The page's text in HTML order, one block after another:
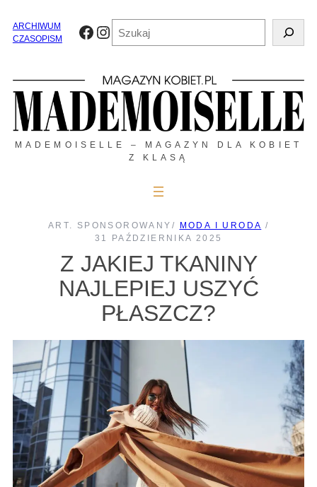
treściARCHIWUM
CZASOPISM
Facebook
Instagram
MADEMOISELLE – MAGAZYN DLA KOBIET
Z KLASĄ
ART. SPONSOROWANY / MODA I URODA /
31 PAŹDZIERNIKA 2025
Z JAKIEJ TKANINY
NAJLEPIEJ USZYĆ
PŁASZCZ?